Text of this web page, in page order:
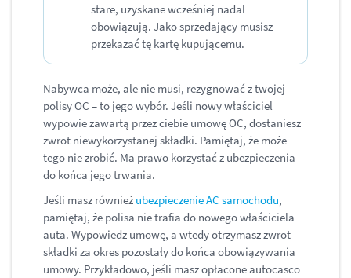
stare, uzyskane wcześniej nadal
obowiązują. Jako sprzedający musisz
przekazać tę kartę kupującemu.
Nabywca może, ale nie musi, rezygnować z twojej
polisy OC – to jego wybór. Jeśli nowy właściciel
wypowie zawartą przez ciebie umowę OC, dostaniesz
zwrot niewykorzystanej składki. Pamiętaj, że może
tego nie zrobić. Ma prawo korzystać z ubezpieczenia
do końca jego trwania.
Jeśli masz również ubezpieczenie AC samochodu,
pamiętaj, że polisa nie trafia do nowego właściciela
auta. Wypowiedz umowę, a wtedy otrzymasz zwrot
składki za okres pozostały do końca obowiązywania
umowy. Przykładowo, jeśli masz opłacone autocasco